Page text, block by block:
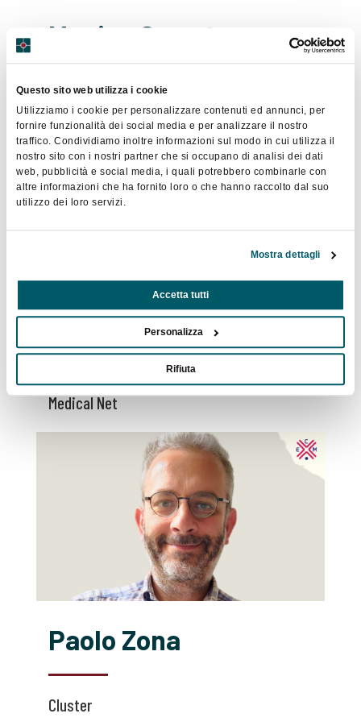
Questo sito web utilizza i cookie
Utilizziamo i cookie per personalizzare contenuti ed annunci, per
fornire funzionalità dei social media e per analizzare il nostro
traffico. Condividiamo inoltre informazioni sul modo in cui utilizza il
nostro sito con i nostri partner che si occupano di analisi dei dati
web, pubblicità e social media, i quali potrebbero combinarle con
altre informazioni che ha fornito loro o che hanno raccolto dal suo
utilizzo dei loro servizi.
Mostra dettagli
Accetta tutti
Personalizza
Rifiuta
Monica Serratore
Nicola Vicari
Medical Net
Paolo Zona
Cluster